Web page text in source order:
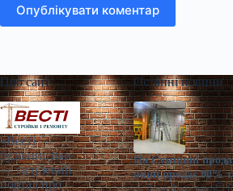
Опублікувати коментар
Про сайт
«Весті
будівництва»
— галузевий
портал про
Останні новини
На Сумщині
який продає 90%
Діана Ярмоленко